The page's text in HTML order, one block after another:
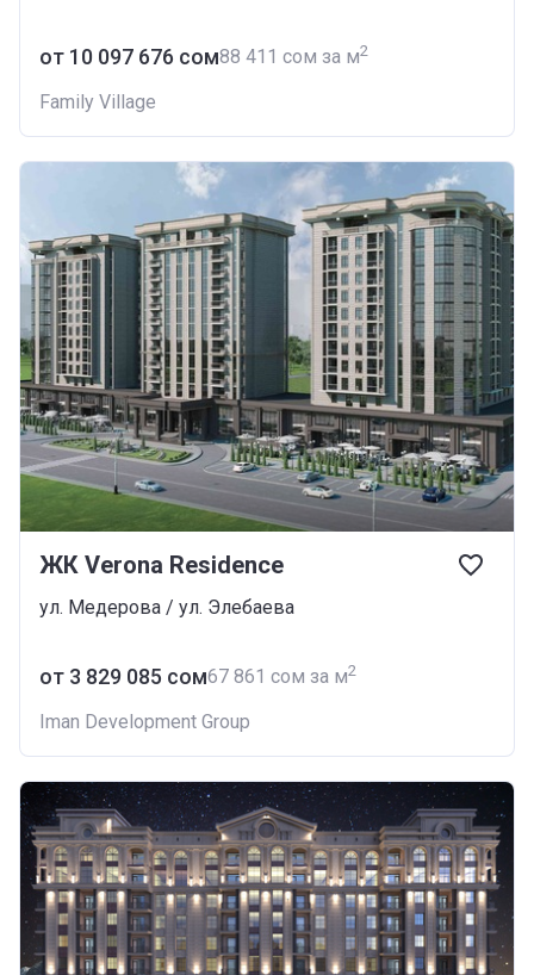
от ‍10 097 676 сом‍88 411 сом за м2
Family Village
ЖК Verona Residence
ул. Медерова / ул. Элебаева
от ‍3 829 085 сом‍67 861 сом за м2
Iman Development Group